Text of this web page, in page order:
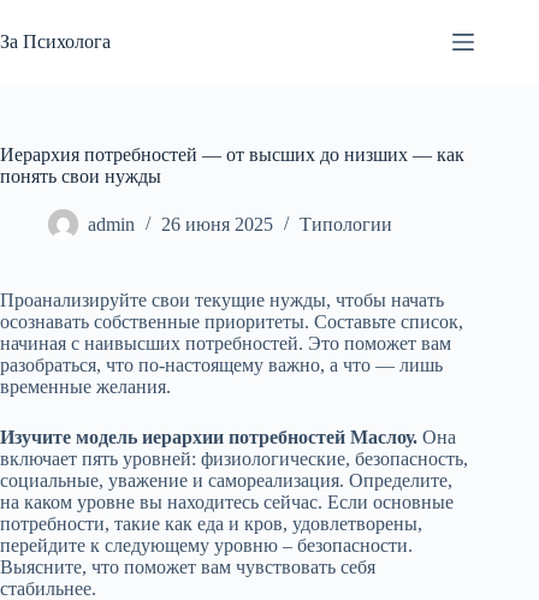
к
сути
За Психолога
Иерархия потребностей — от высших до низших — как
понять свои нужды
admin 26 июня 2025 Типологии
Проанализируйте свои текущие нужды, чтобы начать
осознавать собственные приоритеты. Составьте список,
начиная с наивысших потребностей. Это поможет вам
разобраться, что по-настоящему важно, а что — лишь
временные желания.
Изучите модель иерархии потребностей Маслоу. Она
включает пять уровней: физиологические, безопасность,
социальные, уважение и самореализация. Определите,
на каком уровне вы находитесь сейчас. Если основные
потребности, такие как еда и кров, удовлетворены,
перейдите к следующему уровню – безопасности.
Выясните, что поможет вам чувствовать себя
стабильнее.